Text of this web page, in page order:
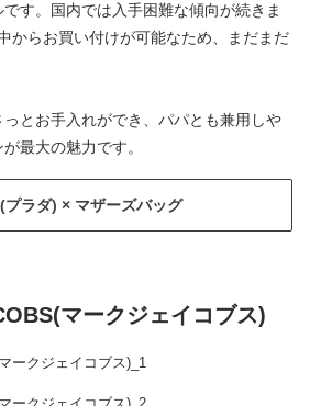
す。国内では入手困難な傾向が続きま
からお買い付けが可能なため、まだまだ
とお手入れができ、パパとも兼用しや
最大の魅力です。
プラダ) × マザーズバッグ
マークジェイコブス)